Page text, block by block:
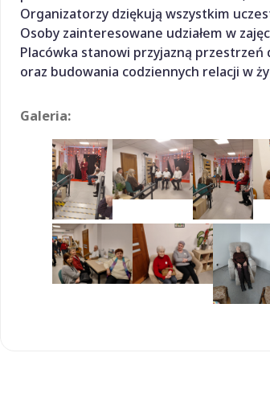
Organizatorzy dziękują wszystkim
Osoby zainteresowane udziałem w
Placówka stanowi przyjazną
oraz budowania codziennych relacji w
Galeria: